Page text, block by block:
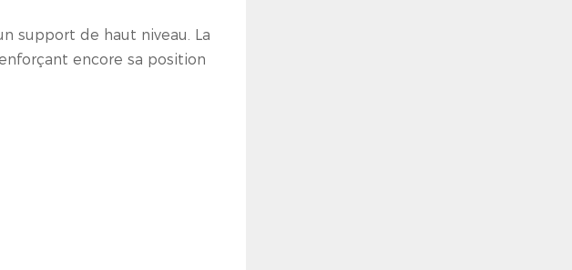
support de haut niveau. La
encore sa position